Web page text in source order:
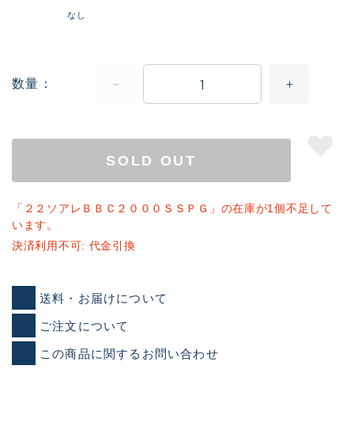
なし
数量
SOLD OUT
「２２ソアレＢＢＣ２０００ＳＳＰＧ」の在庫が1個不足して
います。
決済利用不可: 代金引換
送料・お届けについて
ご注文について
この商品に関するお問い合わせ